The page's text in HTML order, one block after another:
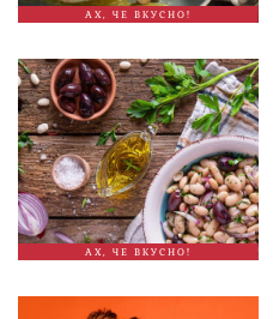
АХ, ЧЕ ВКУСНО!
АХ, ЧЕ ВКУСНО!